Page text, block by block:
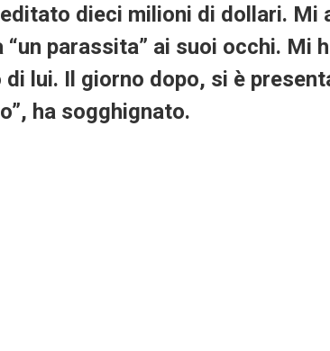
dieci milioni di dollari.
parassita” ai suoi occhi. Mi
lui. Il giorno dopo, si è
ha sogghignato.